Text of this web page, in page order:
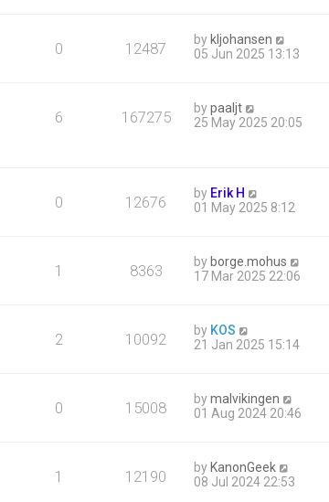
0 12487 by kljohansen
05 Jun 2025 13:13
6 167275 bypaaljt
25 May 2025 20:05
0 12676 by Erik H
01 May 2025 8:12
1 8363 by borge.mohus
17 Mar 2025 22:06
2 10092 by KOS
21 Jan 2025 15:14
0 15008 bymalvikingen
01 Aug 2024 20:46
1 12190 by KanonGeek
08 Jul 2024 22:53